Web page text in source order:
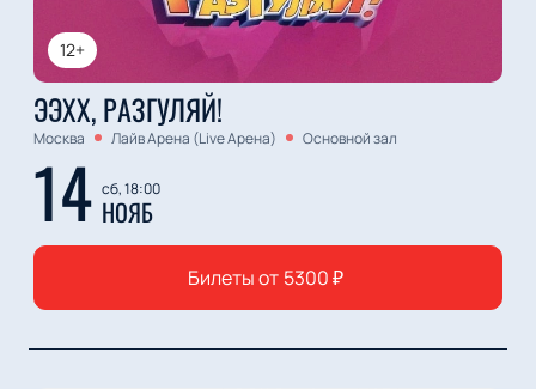
12+
ЭЭХХ, РАЗГУЛЯЙ!
Москва Лайв Арена (Live Арена) Основной зал
14 сб, 18:00
НОЯБ
Билеты от 5300₽